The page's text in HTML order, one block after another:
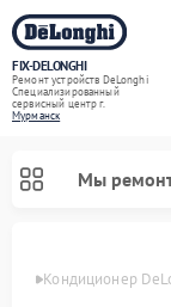
FIX-DELONGHI
Ремонт устройств DeLonghi
Специализированный
cервисный центр г.
Мурманск
Мы
Кондиционер